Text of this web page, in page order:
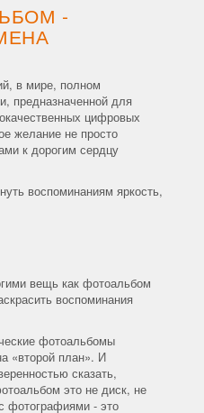
-
в мире, полном
предназначенной для
цифровых
желание не просто
к дорогим сердцу
воспоминаниям яркость,
вещь как фотоальбом
воспоминания
фотоальбомы
«второй план». И
сказать,
это не диск, не
фотографиями - это